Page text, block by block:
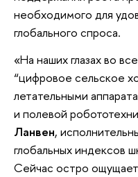
необходимого для
глобального спроса.
«На наших глазах во
“цифровое сельское
летательными
и полевой
Ланвен,
глобальных индексов
Сейчас остро